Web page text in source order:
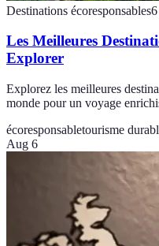
Destinations écoresponsables6
Les Meilleures
Explorer
Explorez les meilleures
monde pour un voyage
écoresponsabletourisme
Aug 6